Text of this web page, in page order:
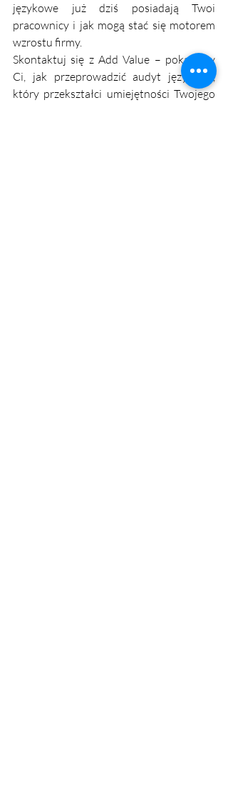
językowe już dziś posiadają Twoi
pracownicy i jak mogą stać się motorem
wzrostu firmy.
Skontaktuj się z Add Value – pokażemy
Ci, jak przeprowadzić audyt językowy,
który przekształci umiejętności Twojego